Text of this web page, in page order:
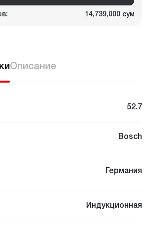
14,739,000 сум
Описание
52.7
Bosch
Германия
Индукционная